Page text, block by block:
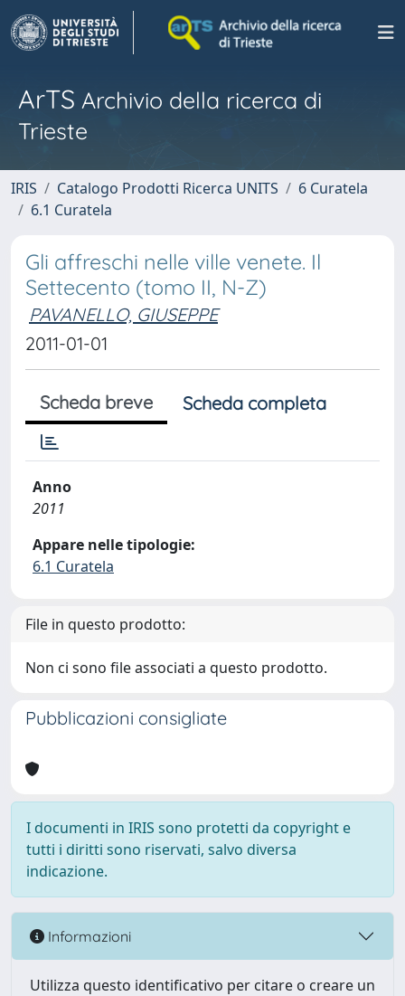
ArTS Archivio della ricerca di
Trieste
IRIS Catalogo Prodotti Ricerca UNITS
6 Curatela
6.1 Curatela
Gli affreschi nelle ville venete. Il
Settecento (tomo II, N-Z)
PAVANELLO, GIUSEPPE
2011-01-01
Scheda breve Scheda completa
Anno
2011
Appare nelle tipologie:
6.1 Curatela
File in questo prodotto:
Non ci sono file associati a questo prodotto.
Pubblicazioni consigliate
I documenti in IRIS sono protetti da copyright e
tutti i diritti sono riservati, salvo diversa
indicazione.
Informazioni
Utilizza questo identificativo per citare o creare un